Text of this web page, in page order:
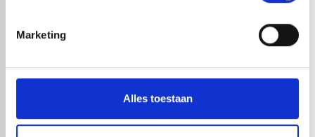
Marketing
Alles toestaan